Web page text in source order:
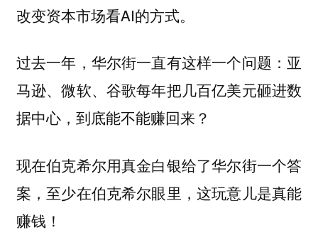
改变资本市场看AI的方式。
过去一年，华尔街一直有这样一个问题：亚
马逊、微软、谷歌每年把几百亿美元砸进数
据中心，到底能不能赚回来？
现在伯克希尔用真金白银给了华尔街一个答
案，至少在伯克希尔眼里，这玩意儿是真能
赚钱！